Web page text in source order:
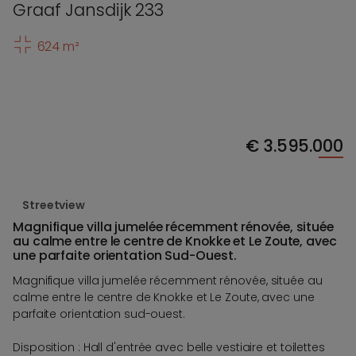
Graaf Jansdijk 233
624 m²
€3.595.000
Streetview
Magnifique villa jumelée récemment rénovée, située
au calme entre le centre de Knokke et Le Zoute, avec
une parfaite orientation Sud-Ouest.
Magnifique villa jumelée récemment rénovée, située au
calme entre le centre de Knokke et Le Zoute, avec une
parfaite orientation sud-ouest.
Disposition : Hall d'entrée avec belle vestiaire et toilettes